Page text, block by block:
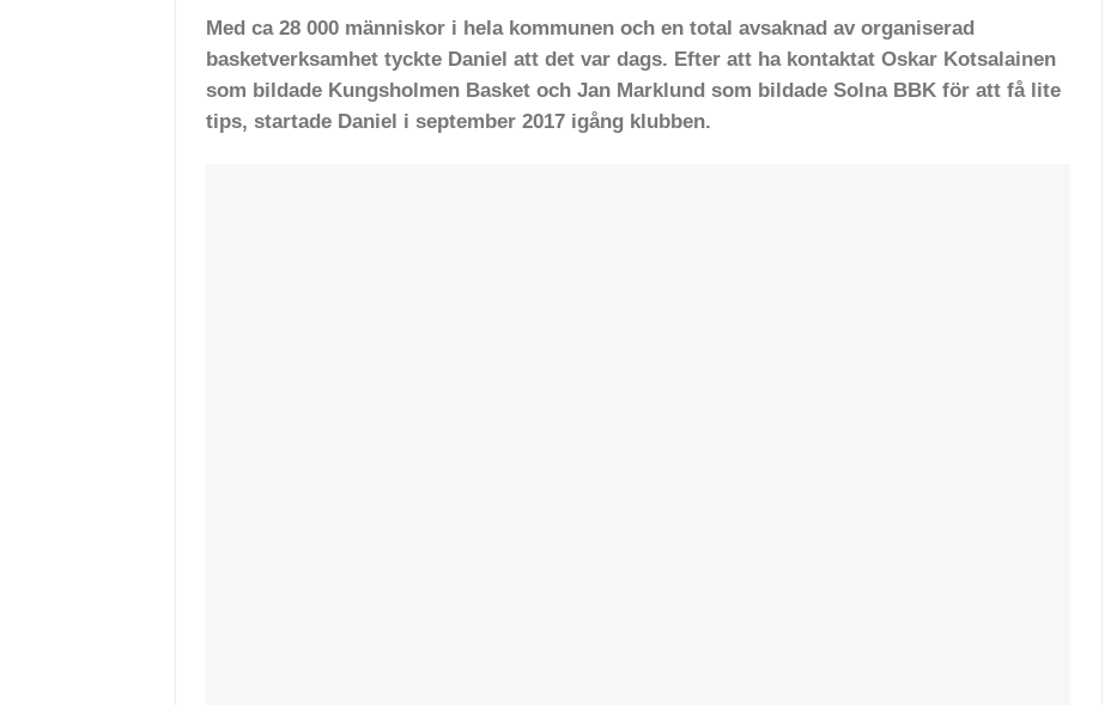
Med ca 28 000 människor i hela kommunen och en total avsaknad av organiserad
basketverksamhet tyckte Daniel att det var dags. Efter att ha kontaktatOskar Kotsalainen
som bildade Kungsholmen Basket och Jan Marklund som bildade Solna BBK för att få lite
tips, startade Daniel i september 2017 igång klubben.